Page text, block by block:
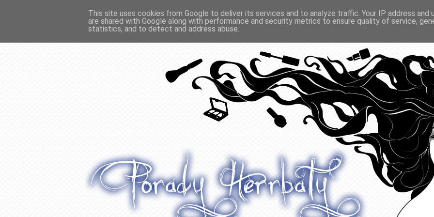
O WŁOSACH RECENZJE WYWIADY O ODŻYWIANIU GADŻETY KONKURSY POLECANE
This site uses cookies from Google to deliver its services and to analyze traffic. Your IP address and
are shared with Google along with performance and security metrics to ensure quality of service,
statistics, and to detect and address abuse.